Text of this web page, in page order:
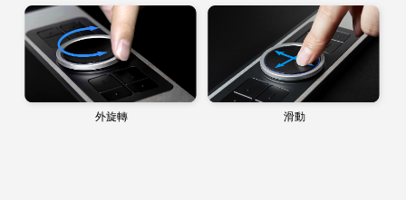
外旋轉 滑動